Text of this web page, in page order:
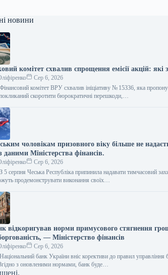
новини
комітет схвалив спрощення емісії акцій:
Сер 6, 2026
комітет ВРУ схвалив ініціативу № 15336, яка
скоротити бюрократичні перешкоди,…
чоловікам призовного віку більше не
даними Міністерства фінансів.
Сер 6, 2026
5 серпня Чеська Республіка припинила надавати тимчасовий
продемонструвати виконання своїх…
відкоригував норми примусового стягнення
— Міністерство фінансів
Сер 6, 2026
банк України вніс корективи до правил
з оновленими нормами, банк буде…